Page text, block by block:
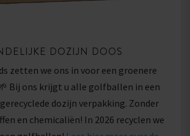
DOZIJN DOOS
zetten we ons in voor een groenere
Bij ons krijgt u alle golfballen in een
dozijn verpakking. Zonder
en chemicaliën! In 2026 recyclen we